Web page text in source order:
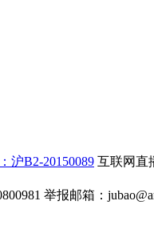
沪B2-20150089 互联网直
举报邮箱：